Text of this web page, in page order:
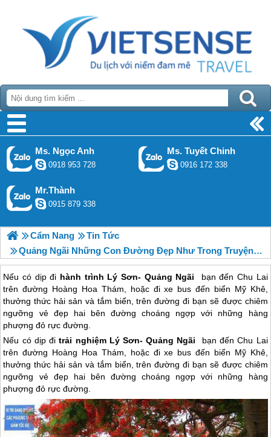
Ms. Ngọc Anh
0918 953 728
Ms. Tuyết Chinh
0916 172 338
Mr.Thành
0915 879 338
Cẩm Nang
Tin Tức
Quảng Ngãi Những Con Đường Đẹp Như Trong Truyện Cổ Tích
Nếu có dịp đi hành trình Lý Sơn- Quảng Ngãi bạn đến Chu Lai
trên đường Hoàng Hoa Thám, hoặc đi xe bus đến biển Mỹ Khê,
thưởng thức hải sản và tắm biển, trên đường đi bạn sẽ được chiêm
ngưỡng vẻ đẹp hai bên đường choáng ngợp với những hàng
phượng đỏ rực đường.
Nếu có dịp đitrải nghiệm Lý Sơn- Quảng Ngãi bạn đến Chu Lai
trên đường Hoàng Hoa Thám, hoặc đi xe bus đến biển Mỹ Khê,
thưởng thức hải sản và tắm biển, trên đường đi bạn sẽ được chiêm
ngưỡng vẻ đẹp hai bên đường choáng ngợp với những hàng
phượng đỏ rực đường.